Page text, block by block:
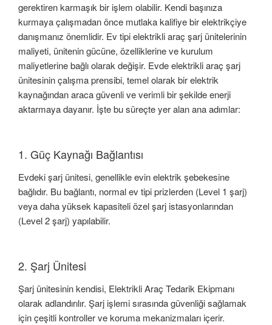
gerektiren karmaşık bir işlem olabilir. Kendi başınıza
kurmaya çalışmadan önce mutlaka kalifiye bir elektrikçiye
danışmanız önemlidir. Ev tipi elektrikli araç şarj ünitelerinin
maliyeti, ünitenin gücüne, özelliklerine ve kurulum
maliyetlerine bağlı olarak değişir. Evde elektrikli araç şarj
ünitesinin çalışma prensibi, temel olarak bir elektrik
kaynağından araca güvenli ve verimli bir şekilde enerji
aktarmaya dayanır. İşte bu süreçte yer alan ana adımlar:
1. Güç Kaynağı Bağlantısı
Evdeki şarj ünitesi, genellikle evin elektrik şebekesine
bağlıdır. Bu bağlantı, normal ev tipi prizlerden (Level 1 şarj)
veya daha yüksek kapasiteli özel şarj istasyonlarından
(Level 2 şarj) yapılabilir.
2. Şarj Ünitesi
Şarj ünitesinin kendisi, Elektrikli Araç Tedarik Ekipmanı
olarak adlandırılır. Şarj işlemi sırasında güvenliği sağlamak
için çeşitli kontroller ve koruma mekanizmaları içerir.